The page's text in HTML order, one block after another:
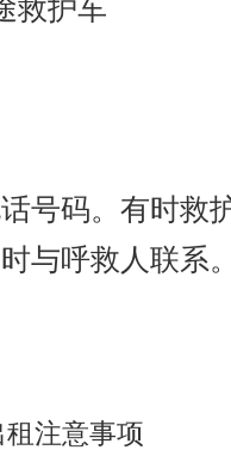
救护车
号码。有时救
与呼救人联系
注意事项